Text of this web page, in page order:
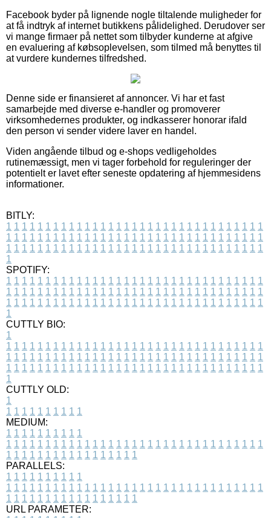
Facebook byder på lignende nogle tiltalende muligheder for
at få indtryk af internet butikkens pålidelighed. Derudover ser
vi mange firmaer på nettet som tilbyder kunderne at afgive
en evaluering af købsoplevelsen, som tilmed må benyttes til
at vurdere kundernes tilfredshed.
Denne side er finansieret af annoncer. Vi har et fast
samarbejde med diverse e-handler og promoverer
virksomhedernes produkter, og indkasserer honorar ifald
den person vi sender videre laver en handel.
Viden angående tilbud og e-shops vedligeholdes
rutinemæssigt, men vi tager forbehold for reguleringer der
potentielt er lavet efter seneste opdatering af hjemmesidens
informationer.
BITLY:
1 1 1 1 1 1 1 1 1 1 1 1 1 1 1 1 1 1 1 1 1 1 1 1 1 1 1 1 1 1 1 1 1
1 1 1 1 1 1 1 1 1 1 1 1 1 1 1 1 1 1 1 1 1 1 1 1 1 1 1 1 1 1 1 1 1
1 1 1 1 1 1 1 1 1 1 1 1 1 1 1 1 1 1 1 1 1 1 1 1 1 1 1 1 1 1 1 1 1
1
SPOTIFY:
1 1 1 1 1 1 1 1 1 1 1 1 1 1 1 1 1 1 1 1 1 1 1 1 1 1 1 1 1 1 1 1 1
1 1 1 1 1 1 1 1 1 1 1 1 1 1 1 1 1 1 1 1 1 1 1 1 1 1 1 1 1 1 1 1 1
1 1 1 1 1 1 1 1 1 1 1 1 1 1 1 1 1 1 1 1 1 1 1 1 1 1 1 1 1 1 1 1 1
1
CUTTLY BIO:
1
1 1 1 1 1 1 1 1 1 1 1 1 1 1 1 1 1 1 1 1 1 1 1 1 1 1 1 1 1 1 1 1 1
1 1 1 1 1 1 1 1 1 1 1 1 1 1 1 1 1 1 1 1 1 1 1 1 1 1 1 1 1 1 1 1 1
1 1 1 1 1 1 1 1 1 1 1 1 1 1 1 1 1 1 1 1 1 1 1 1 1 1 1 1 1 1 1 1 1
1
CUTTLY OLD:
1
1 1 1 1 1 1 1 1 1 1
MEDIUM:
1 1 1 1 1 1 1 1 1 1
1 1 1 1 1 1 1 1 1 1 1 1 1 1 1 1 1 1 1 1 1 1 1 1 1 1 1 1 1 1 1 1 1
1 1 1 1 1 1 1 1 1 1 1 1 1 1 1 1 1
PARALLELS:
1 1 1 1 1 1 1 1 1 1
1 1 1 1 1 1 1 1 1 1 1 1 1 1 1 1 1 1 1 1 1 1 1 1 1 1 1 1 1 1 1 1 1
1 1 1 1 1 1 1 1 1 1 1 1 1 1 1 1 1
URL PARAMETER: